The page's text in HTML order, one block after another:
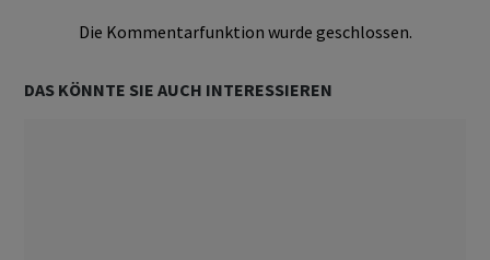
Die Kommentarfunktion wurde geschlossen.
DAS KÖNNTE SIE AUCH INTERESSIEREN